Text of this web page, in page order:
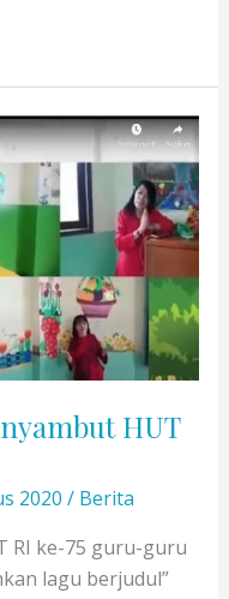
HUT
2020 / Berita
RI ke-75 guru-guru
lagu berjudul”